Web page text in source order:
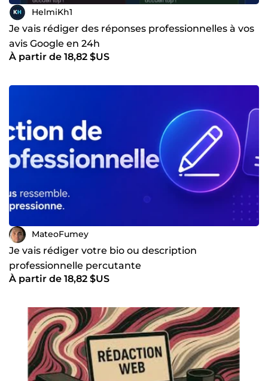
HelmiKh1
Je vais rédiger des réponses professionnelles à vos
avis Google en 24h
À partir de 18,82 $US
MateoFumey
Je vais rédiger votre bio ou description
professionnelle percutante
À partir de 18,82 $US